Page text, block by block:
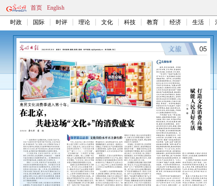
首页 English
时政 国际 时评 理论 文化 科技 教育 经济 生活